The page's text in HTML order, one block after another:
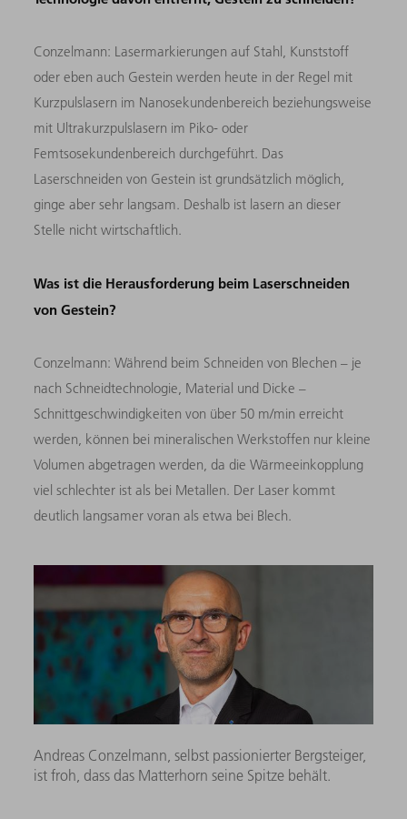
Conzelmann: Lasermarkierungen auf Stahl, Kunststoff
oder eben auch Gestein werden heute in der Regel mit
Kurzpulslasern im Nanosekundenbereich beziehungsweise
mit Ultrakurzpulslasern im Piko- oder
Femtsosekundenbereich durchgeführt. Das
Laserschneiden von Gestein ist grundsätzlich möglich,
ginge aber sehr langsam. Deshalb ist lasern an dieser
Stelle nicht wirtschaftlich.
Was ist die Herausforderung beim Laserschneiden
von Gestein?
Conzelmann: Während beim Schneiden von Blechen – je
nach Schneidtechnologie, Material und Dicke –
Schnittgeschwindigkeiten von über 50 m/min erreicht
werden, können bei mineralischen Werkstoffen nur kleine
Volumen abgetragen werden, da die Wärmeeinkopplung
viel schlechter ist als bei Metallen. Der Laser kommt
deutlich langsamer voran als etwa bei Blech.
Andreas Conzelmann, selbst passionierter Bergsteiger,
ist froh, dass das Matterhorn seine Spitze behält.